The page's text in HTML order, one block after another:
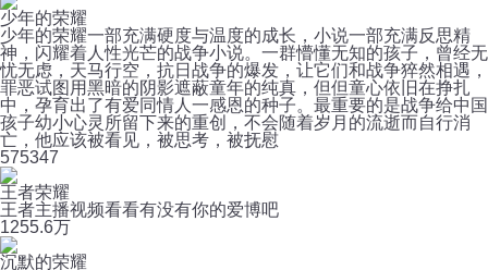
少年的荣耀
少年的荣耀一部充满硬度与温度的成长，小说一部充满反思精
神，闪耀着人性光芒的战争小说。一群懵懂无知的孩子，曾经无
忧无虑，天马行空，抗日战争的爆发，让它们和战争猝然相遇，
罪恶试图用黑暗的阴影遮蔽童年的纯真，但但童心依旧在挣扎
中，孕育出了有爱同情人一感恩的种子。最重要的是战争给中国
孩子幼小心灵所留下来的重创，不会随着岁月的流逝而自行消
亡，他应该被看见，被思考，被抚慰
575347
王者荣耀
王者主播视频看看有没有你的爱博吧
1255.6万
沉默的荣耀